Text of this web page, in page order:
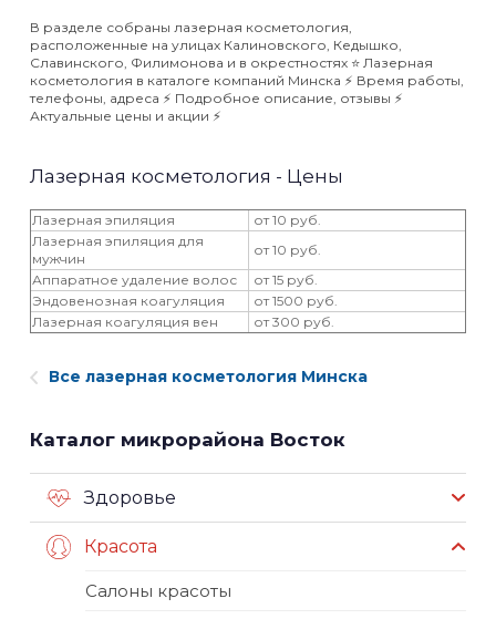
В разделе собраны лазерная косметология,
расположенные на улицах Калиновского, Кедышко,
Славинского, Филимонова и в окрестностях ⭐️ Лазерная
косметология в каталоге компаний Минска ⚡️ Время работы,
телефоны, адреса ⚡️ Подробное описание, отзывы ⚡️
Актуальные цены и акции ⚡️
Лазерная косметология - Цены
Лазерная эпиляция
от 10 руб.
Лазерная эпиляция для
мужчин
от 10 руб.
Аппаратное удаление волос
от 15 руб.
Эндовенозная коагуляция
от 1500 руб.
Лазерная коагуляция вен
от 300 руб.
Все лазерная косметология Минска
Каталог микрорайона Восток
Здоровье
Красота
Салоны красоты